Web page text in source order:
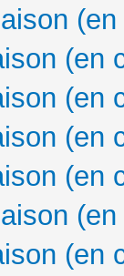
(en
(en
(en
(en
(en